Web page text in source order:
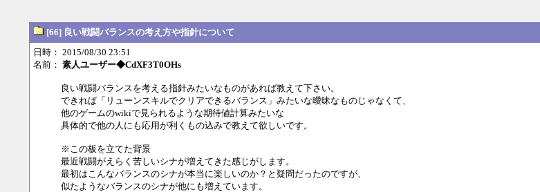
[66] 良い戦闘バランスの考え方や指針について
日時： 2015/08/30 23:51
名前： 素人ユーザー◆CdXF3T0OHs
良い戦闘バランスを考える指針みたいなものがあれば教えて下さい。
できれば「リューンスキルでクリアできるバランス」みたいな曖昧なものじゃなくて、
他のゲームのwikiで見られるような期待値計算みたいな
具体的で他の人にも応用が利くもの込みで教えて欲しいです。
※この板を立てた背景
最近戦闘がえらく苦しいシナが増えてきた感じがします。
最初はこんなバランスのシナが本当に楽しいのか？と疑問だったのですが、
似たようなバランスのシナが他にも増えています。